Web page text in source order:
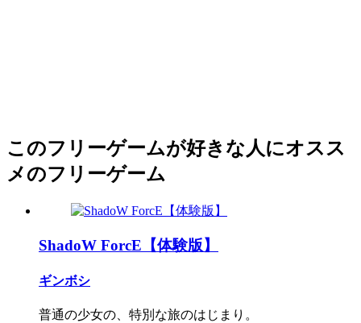
このフリーゲームが好きな人にオスス
メのフリーゲーム
ShadoW ForcE【体験版】
ギンボシ
普通の少女の、特別な旅のはじまり。